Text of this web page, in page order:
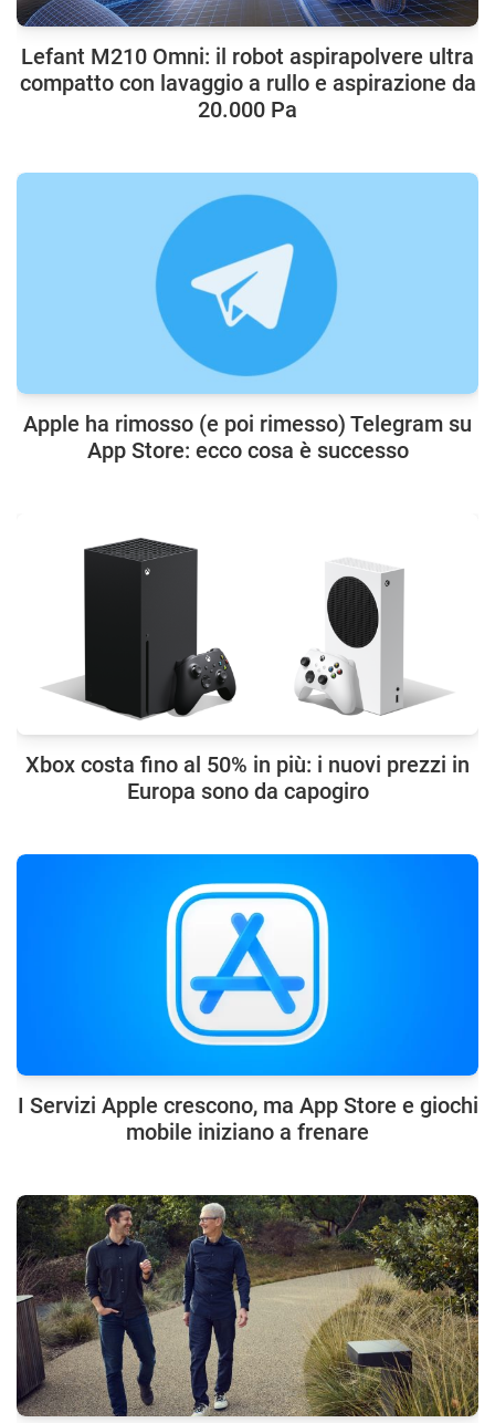
Lefant M210 Omni: il robot aspirapolvere ultra
compatto con lavaggio a rullo e aspirazione da
20.000 Pa
Apple ha rimosso (e poi rimesso) Telegram su
App Store: ecco cosa è successo
Xbox costa fino al 50% in più: i nuovi prezzi in
Europa sono da capogiro
I Servizi Apple crescono, ma App Store e giochi
mobile iniziano a frenare